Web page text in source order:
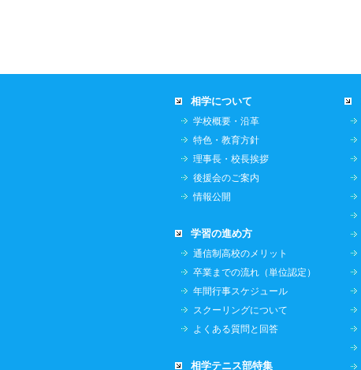
相学について
学校概要・沿革
特色・教育方針
理事長・校長挨拶
後援会のご案内
情報公開
学習の進め方
通信制高校のメリット
卒業までの流れ（単位認定）
年間行事スケジュール
スクーリングについて
よくある質問と回答
相学テニス部特集